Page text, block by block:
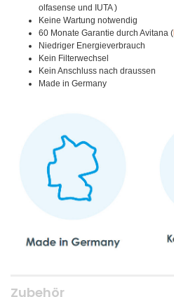
olfasense und IUTA )
Keine Wartung notwendig
60 Monate Garantie durch Avitana (
Niedriger Energieverbrauch
Kein Filterwechsel
Kein Anschluss nach draussen
Made in Germany
Zubehör